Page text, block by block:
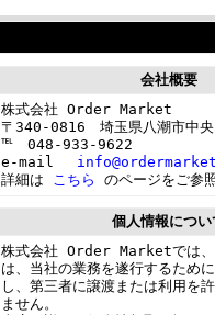
会社概要
株式会社 Order Market
〒340-0816 埼玉県八潮市中
℡ 048-933-9622
e-mail
詳細は こちら のページをご参
個人情報につい
株式会社 Order Marketでは、
は、当社の業務を遂行するため
し、第三者に譲渡または利用を
ません。